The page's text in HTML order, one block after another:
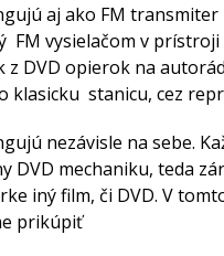
aj ako FM transmiter
FM vysielačom v
z DVD opierok na
klasicku stanicu, cez
nezávisle na sebe.
DVD mechaniku, teda
iný film, či DVD. V
prikúpiť